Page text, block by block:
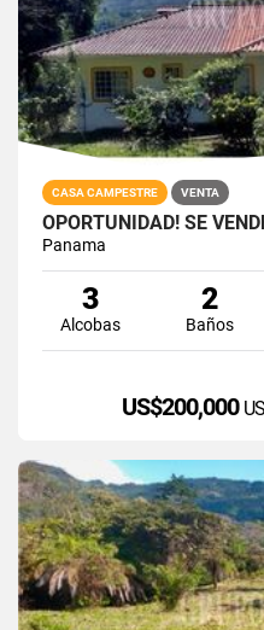
CASA CAMPESTRE VENTA
Panama
3
Alcobas
2
Baños
US$200,000